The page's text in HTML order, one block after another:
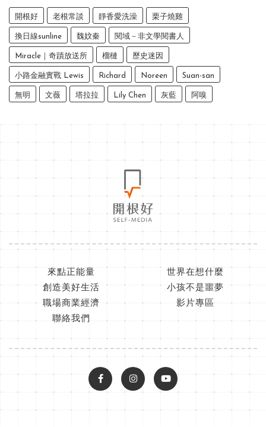
開根好 老根常談 靜香愛洗澡 栗子燒雞
換日線sunline 魏妏秦 閱域－非文學閱書人
Miracle｜奇蹟放送所 榴槤 歷史迷因
小路金融實戰 Lewis Richard Noreen Suan-san
無明 文薇 塔拉拉 Lily Chen 灰藍 阿嗅
來點正能量
世界在想什麼
創造美好生活
小孩不是噩夢
職場商業經濟
影片專區
聯絡我們